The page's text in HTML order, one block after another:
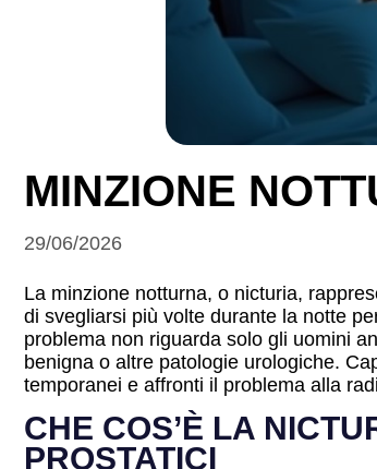
MINZIONE
29/06/2026
La minzione notturna, o nicturia,
di svegliarsi più volte durante la notte
problema non riguarda solo gli uomini
benigna o altre patologie urologiche.
temporanei e affronti il problema alla
CHE COS’È LA
PROSTATICI